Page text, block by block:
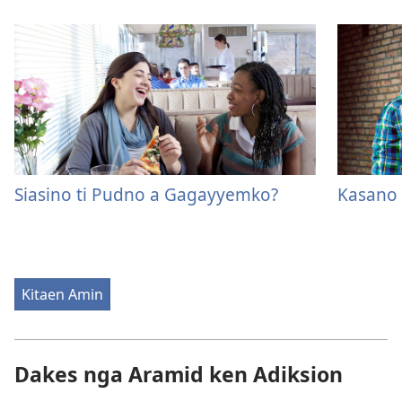
Siasino ti Pudno a Gagayyemko?
Kitaen Amin
Dakes nga Aramid ken Adiksion